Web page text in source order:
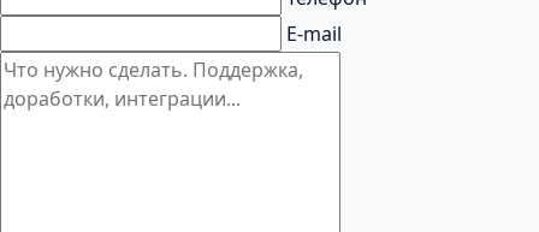
E-mail